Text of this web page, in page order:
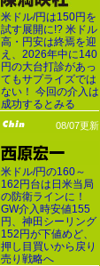
米ドル/円は150円を
試す展開に!? 米ドル
高・円安は終焉を迎
え、2026年中に140
円の大台打診があっ
てもサプライズでは
ない！ 今回の介入は
成功するとみる
08/07更新
米ドル/円の160～
162円台は日米当局
の防衛ラインに！
GW介入時安値155
円、神田シーリング
152円が下値めど、
押し目買いから戻り
売り戦略へ